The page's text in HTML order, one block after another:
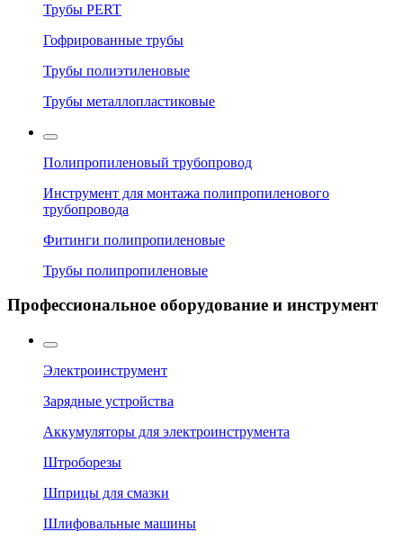
Трубы PERT
Гофрированные трубы
Трубы полиэтиленовые
Трубы металлопластиковые
Полипропиленовый трубопровод
Инструмент для монтажа полипропиленового
трубопровода
Фитинги полипропиленовые
Трубы полипропиленовые
Профессиональное оборудование и инструмент
Электроинструмент
Зарядные устройства
Аккумуляторы для электроинструмента
Штроборезы
Шприцы для смазки
Шлифовальные машины